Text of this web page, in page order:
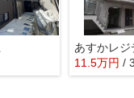
11.5万円 /